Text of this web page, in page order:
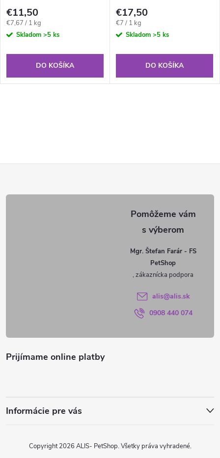
€11,50
Jednotková
cena:
€7,67 / 1 kg
Skladom >5 ks
DO KOŠÍKA
€17,50
Jednotková
cena:
€7 / 1 kg
Skladom >5 ks
DO KOŠÍKA
á
Mgr. Štefan Farár - FS
PetShop
alis@alis.sk
0908 440 074
Prijímame online platby
Informácie pre vás
Copyright 2026 ALIS- PetShop. Všetky práva vyhradené.